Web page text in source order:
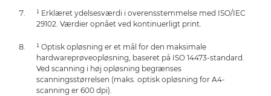
¹ Erklæret ydelsesværdi i overensstemmelse med ISO/IEC
29102. Værdier opnået ved kontinuerligt print.
¹ Optisk opløsning er et mål for den maksimale
hardwareprøveopløsning, baseret på ISO 14473-standard.
Ved scanning i høj opløsning begrænses
scanningsstørrelsen (maks. optisk opløsning for A4-
scanning er 600 dpi).